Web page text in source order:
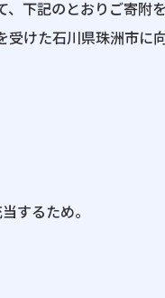
下記のとおりご寄附
けた石川県珠洲市に
するため。